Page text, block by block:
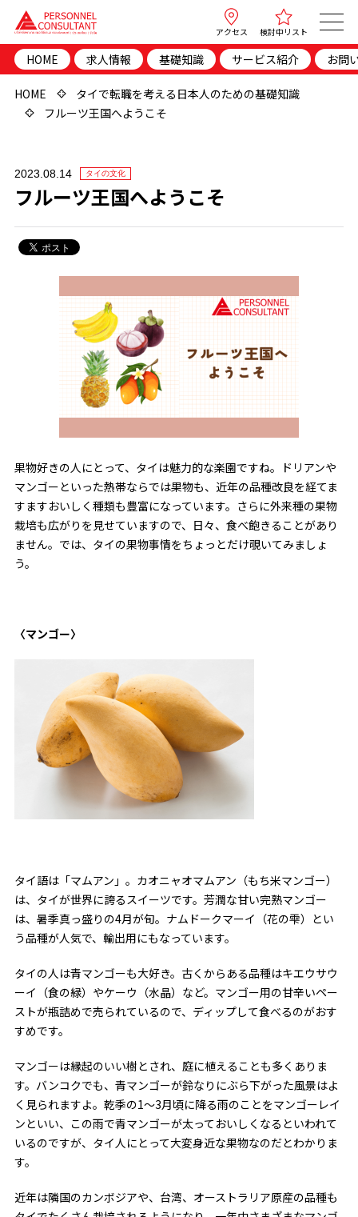
アクセス 検討中リスト
HOME 求人情報 基礎知識 サービス紹介 お問
HOME
タイで転職を考える日本人のための基礎知識
フルーツ王国へようこそ
2023.08.14 タイの文化
フルーツ王国へようこそ
果物好きの人にとって、タイは魅力的な楽園ですね。ドリアンや
マンゴーといった熱帯ならでは果物も、近年の品種改良を経てま
すますおいしく種類も豊富になっています。さらに外来種の果物
栽培も広がりを見せていますので、日々、食べ飽きることがあり
ません。では、タイの果物事情をちょっとだけ覗いてみましょ
う。
〈マンゴー〉
タイ語は「マムアン」。カオニャオマムアン（もち米マンゴー）
は、タイが世界に誇るスイーツです。芳潤な甘い完熟マンゴー
は、暑季真っ盛りの4月が旬。ナムドークマーイ（花の雫）とい
う品種が人気で、輸出用にもなっています。
タイの人は青マンゴーも大好き。古くからある品種はキエウサウ
ーイ（食の緑）やケーウ（水晶）など。マンゴー用の甘辛いペー
ストが瓶詰めで売られているので、ディップして食べるのがおす
すめです。
マンゴーは縁起のいい樹とされ、庭に植えることも多くありま
す。バンコクでも、青マンゴーが鈴なりにぶら下がった風景はよ
く見られますよ。乾季の1〜3月頃に降る雨のことをマンゴーレイ
ンといい、この雨で青マンゴーが太っておいしくなるといわれて
いるのですが、タイ人にとって大変身近な果物なのだとわかりま
す。
近年は隣国のカンボジアや、台湾、オーストラリア原産の品種も